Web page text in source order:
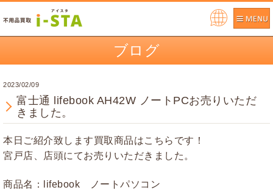
ブログ
2023/02/09
富士通 lifebook AH42W ノートPCお売りいただ
きました。
本日ご紹介致します買取商品はこちらです！
宮戸店、店頭にてお売りいただきました。
商品名：lifebook ノートパソコン